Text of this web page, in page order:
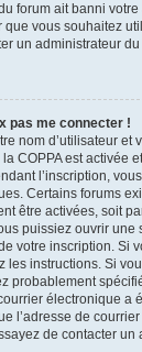
forum ait banni
que vous souhaitez
un administrateur
pas me connecter !
nom d’utilisateur et
COPPA est activée
l’inscription,
Certains forums
être activées, soit
puissiez ouvrir une
votre inscription. Si
les instructions. Si
probablement
électronique a
l’adresse de
de contacter un